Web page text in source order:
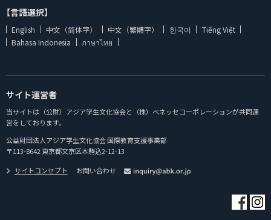
【言語選択】
English 中文（简体字） 中文（繁體字） 한국어
Tiếng Việt
Bahasa Indonesia
ภาษาไทย
サイト運営者
当サイトは（公財）アジア学生文化協会と（株）ベネッセコーポレーションが共同運
営をしております。
公益財団法人アジア学生文化協会 国際教育支援事業部
〒113-8642 東京都文京区本駒込2-12-13
サイトコンセプト
お問い合わせ